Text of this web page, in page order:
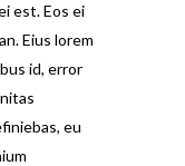
est. Eos ei
Eius lorem
id, error
eu